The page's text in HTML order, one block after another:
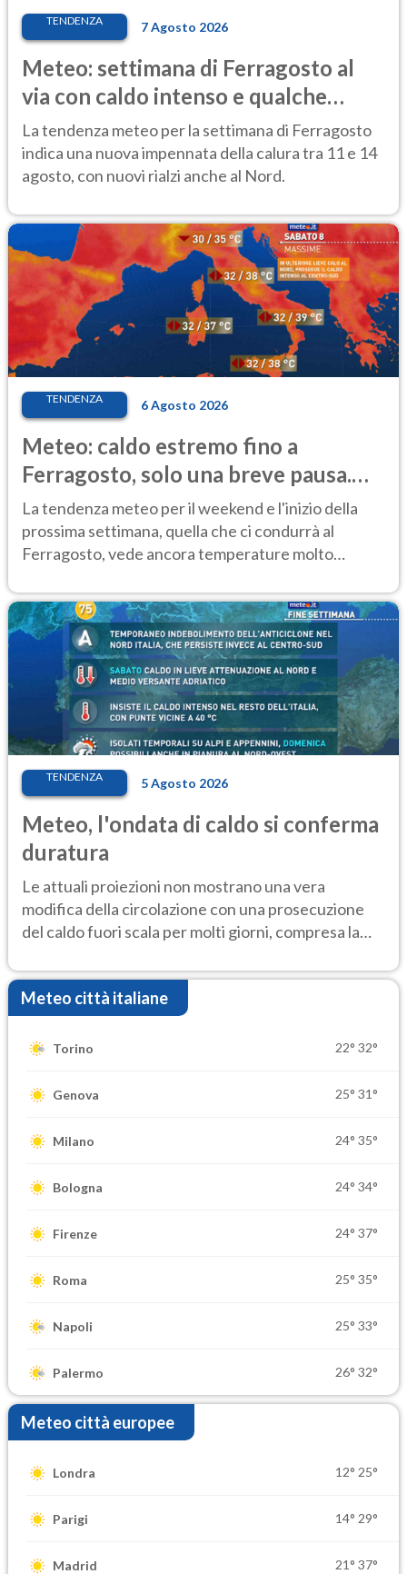
TENDENZA 7 Agosto 2026
Meteo: settimana di Ferragosto al
via con caldo intenso e qualche
temporale
La tendenza meteo per la settimana di Ferragosto
indica una nuova impennata della calura tra 11 e 14
agosto, con nuovi rialzi anche al Nord.
TENDENZA 6 Agosto 2026
Meteo: caldo estremo fino a
Ferragosto, solo una breve pausa.
Ecco dove
La tendenza meteo per il weekend e l'inizio della
prossima settimana, quella che ci condurrà al
Ferragosto, vede ancora temperature molto
TENDENZA 5 Agosto 2026
Meteo, l'ondata di caldo si conferma
duratura
Le attuali proiezioni non mostrano una vera
modifica della circolazione con una prosecuzione
del caldo fuori scala per molti giorni, compresa la
Meteo città italiane
Torino 22° 32°
Genova 25° 31°
Milano 24° 35°
Bologna 24° 34°
Firenze 24° 37°
Roma 25° 35°
Napoli 25° 33°
Palermo 26° 32°
Meteo città europee
Londra 12° 25°
Parigi 14° 29°
Madrid 21° 37°